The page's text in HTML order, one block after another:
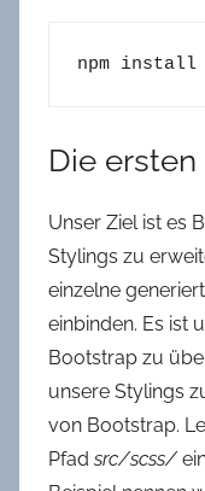
npm install
Die ersten
Unser Ziel ist es
Stylings zu
einzelne
einbinden. Es ist
Bootstrap zu
unsere Stylings
von Bootstrap.
Pfad src/scss/